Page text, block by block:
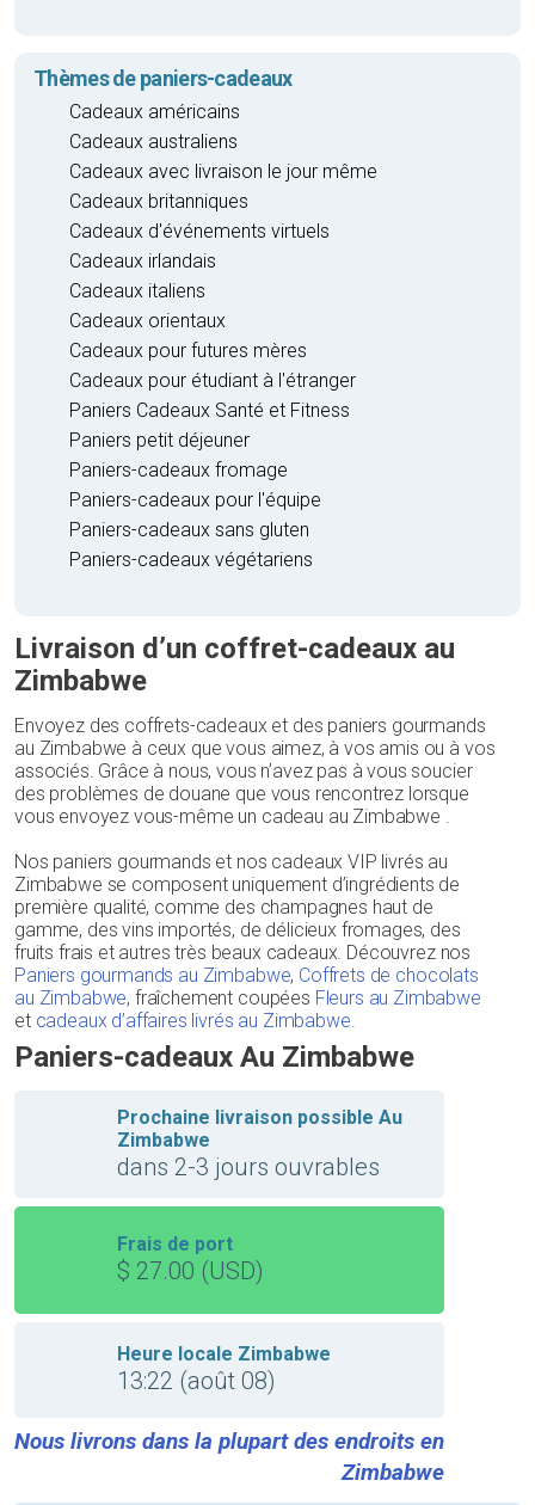
Thèmes de paniers-cadeaux
Cadeaux américains
Cadeaux australiens
Cadeaux avec livraison le jour même
Cadeaux britanniques
Cadeaux d'événements virtuels
Cadeaux irlandais
Cadeaux italiens
Cadeaux orientaux
Cadeaux pour futures mères
Cadeaux pour étudiant à l'étranger
Paniers Cadeaux Santé et Fitness
Paniers petit déjeuner
Paniers-cadeaux fromage
Paniers-cadeaux pour l'équipe
Paniers-cadeaux sans gluten
Paniers-cadeaux végétariens
Livraison d’un coffret-cadeaux au
Zimbabwe
Envoyez des coffrets-cadeaux et des paniers gourmands
au Zimbabwe à ceux que vous aimez, à vos amis ou à vos
associés. Grâce à nous, vous n’avez pas à vous soucier
des problèmes de douane que vous rencontrez lorsque
vous envoyez vous-même un cadeau au Zimbabwe .
Nos paniers gourmands et nos cadeaux VIP livrés au
Zimbabwe se composent uniquement d’ingrédients de
première qualité, comme des champagnes haut de
gamme, des vins importés, de délicieux fromages, des
fruits frais et autres très beaux cadeaux. Découvrez nos
Paniers gourmands au Zimbabwe, Coffrets de chocolats
au Zimbabwe, fraîchement coupées Fleurs au Zimbabwe
et cadeaux d’affaires livrés au Zimbabwe.
Paniers-cadeaux Au Zimbabwe
Prochaine livraison possible Au
Zimbabwe
dans 2-3 jours ouvrables
Frais de port
$ 27.00 (USD)
Heure locale Zimbabwe
13:22 (août 08)
Nous livrons dans la plupart des endroits en
Zimbabwe